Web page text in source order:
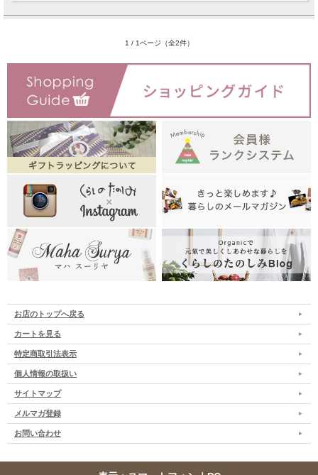
1 / 1ページ（全2件）
お店のトップへ戻る
カートを見る
特定商取引法表示
個人情報の取扱い
サイトマップ
メルマガ登録
お問い合わせ